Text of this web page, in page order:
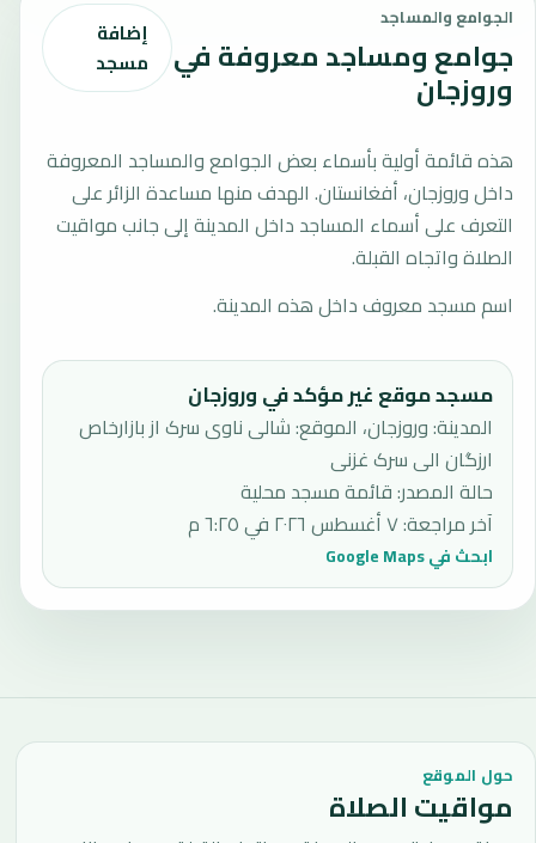
الجوامع والمساجد
جوامع ومساجد معروفة في
وروزجان
إضافة
مسجد
هذه قائمة أولية بأسماء بعض الجوامع والمساجد المعروفة
داخل وروزجان، أفغانستان. الهدف منها مساعدة الزائر على
التعرف على أسماء المساجد داخل المدينة إلى جانب مواقيت
الصلاة واتجاه القبلة.
اسم مسجد معروف داخل هذه المدينة.
مسجد موقع غير مؤكد في وروزجان
المدينة: وروزجان، الموقع: شالی ناوی سرک از بازارخاص
ارزگان الی سرک غزنی
حالة المصدر:قائمة مسجد محلية
آخر مراجعة:٧ أغسطس ٢٠٢٦ في ٦:٢٥ م
ابحث في Google Maps
حول الموقع
مواقيت الصلاة